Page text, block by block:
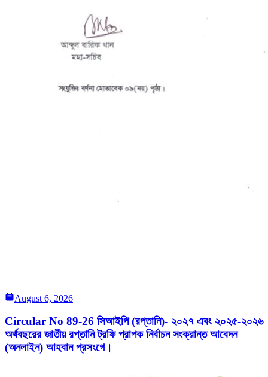
August 6, 2026
Circular No 89-26 সিআইপি (রপ্তানি)- ২০২৭ এবং ২০২৫-২০২৬
অর্থবছরের জাতীয় রপ্তানি ট্রফি প্রাপক নির্বাচন সংক্রান্ত আবেদন
(অনলাইন) আহবান প্রসংগে।